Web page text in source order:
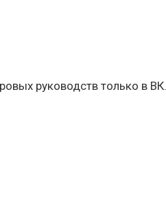
руководств только в ВК.